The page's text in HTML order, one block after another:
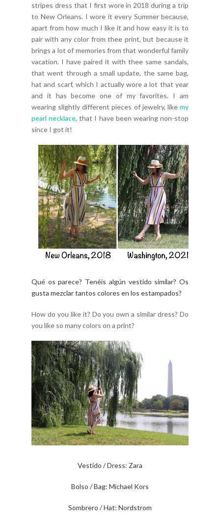
stripes dress that I first wore in 2018 during a trip
to New Orleans. I wore it every Summer because,
apart from how much I like it and how easy it is to
pair with any color from thee print, but because it
brings a lot of memories from that wonderful family
vacation. I have paired it with thee same sandals,
that went through a small update, the same bag,
hat and scarf, which I actually wore a lot that year
and it has become one of my favorites. I am
wearing slightly different pieces of jewelry, like my
pearl necklace, that I have been wearing non-stop
since I got it!
Qué os parece? Tenéis algún vestido similar? Os
gusta mezclar tantos colores en los estampados?
How do you like it? Do you own a similar dress? Do
you like so many colors on a print?
Vestido / Dress: Zara
Bolso / Bag: Michael Kors
Sombrero / Hat: Nordstrom